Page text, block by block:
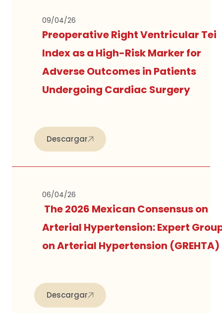
09/04/26
Preoperative Right Ventricular Tei
Index as a High-Risk Marker for
Adverse Outcomes in Patients
Undergoing Cardiac Surgery
Descargar
06/04/26
The 2026 Mexican Consensus on
Arterial Hypertension: Expert
on Arterial Hypertension (GREHTA)
Descargar